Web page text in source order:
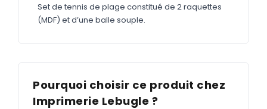
Étiquettes adhésives en bobine
Nouveau
Polos Nouveau
Set de tennis de plage constitué de 2 raquettes
(MDF) et d’une balle souple.
Pourquoi choisir ce produit chez
Imprimerie Lebugle ?